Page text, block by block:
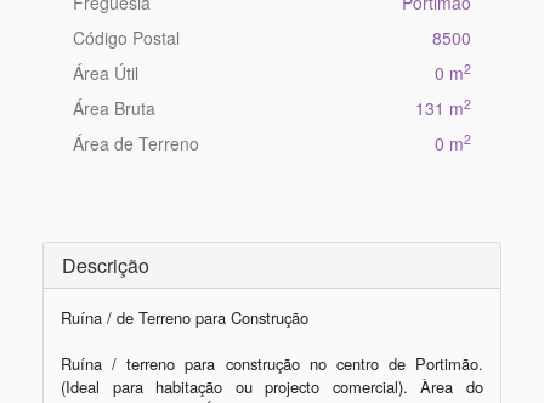
Código Postal
8500
Área Útil
0 m2
Área Bruta 131 m2
Área de Terreno 0 m2
Descrição
Ruína / de Terreno para Construção
Ruína / terreno para construção no centro de Portimão.
(Ideal para habitação ou projecto comercial). Àrea do